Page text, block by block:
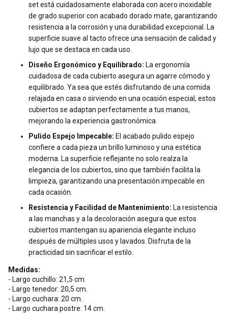
set está cuidadosamente elaborada con acero inoxidable
de grado superior con acabado dorado mate, garantizando
resistencia a la corrosión y una durabilidad excepcional. La
superficie suave al tacto ofrece una sensación de calidad y
lujo que se destaca en cada uso.
Diseño Ergonómico y Equilibrado: La ergonomía
cuidadosa de cada cubierto asegura un agarre cómodo y
equilibrado. Ya sea que estés disfrutando de una comida
relajada en casa o sirviendo en una ocasión especial, estos
cubiertos se adaptan perfectamente a tus manos,
mejorando la experiencia gastronómica.
Pulido Espejo Impecable: El acabado pulido espejo
confiere a cada pieza un brillo luminoso y una estética
moderna. La superficie reflejante no solo realza la
elegancia de los cubiertos, sino que también facilita la
limpieza, garantizando una presentación impecable en
cada ocasión.
Resistencia y Facilidad de Mantenimiento: La resistencia
a las manchas y a la decoloración asegura que estos
cubiertos mantengan su apariencia elegante incluso
después de múltiples usos y lavados. Disfruta de la
practicidad sin sacrificar el estilo.
Medidas:
- Largo cuchillo: 21,5 cm.
- Largo tenedor: 20,5 cm.
- Largo cuchara: 20 cm.
- Largo cuchara postre: 14 cm.